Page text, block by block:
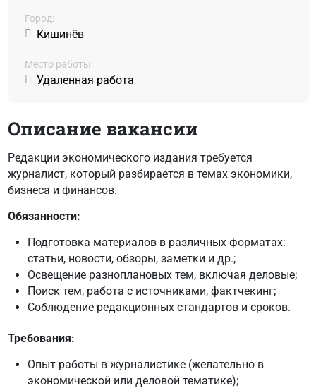
Город:
Кишинёв
Место работы:
Удаленная работа
Описание вакансии
Редакции экономического издания требуется
журналист, который разбирается в темах экономики,
бизнеса и финансов.
Обязанности:
Подготовка материалов в различных форматах:
статьи, новости, обзоры, заметки и др.;
Освещение разноплановых тем, включая деловые;
Поиск тем, работа с источниками, фактчекинг;
Соблюдение редакционных стандартов и сроков.
Требования:
Опыт работы в журналистике (желательно в
экономической или деловой тематике);